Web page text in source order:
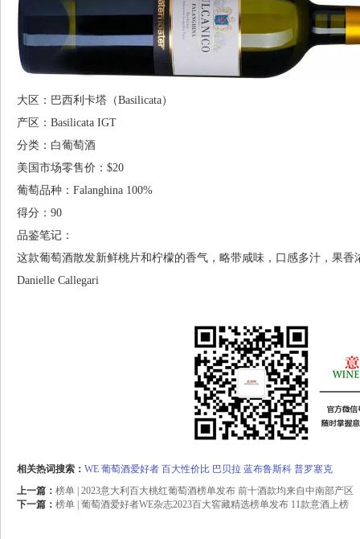
大区：巴西利卡塔（Basilicata）
产区：Basilicata IGT
分类：白葡萄酒
美国市场零售价：$20
葡萄品种：Falanghina 100%
得分：90
品鉴笔记：
这款葡萄酒散发新鲜桃片和柠檬的香气，略带咸味，口感多汁，果
Danielle Callegari
相关热词搜索： WE 葡萄酒爱好者 百大性价比 巴贝拉 蓝布鲁斯科 普罗塞克
上一篇： 榜单 | 2023意大利百大桃红葡萄酒榜单发布 前十酒款均来自中南部产区
下一篇： 榜单 | 葡萄酒爱好者WE杂志2023百大窖藏精选榜单发布 11款意酒上榜